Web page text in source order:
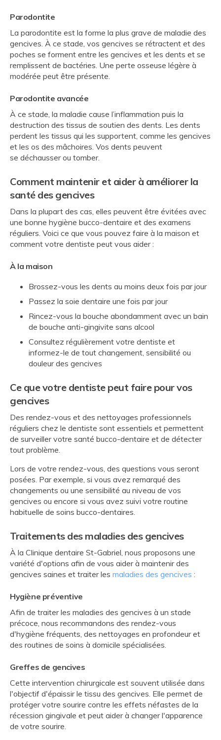
Parodontite
La parodontite est la forme la plus grave de maladie des
gencives. À ce stade, vos gencives se rétractent et des
poches se forment entre les gencives et les dents et se
remplissent de bactéries. Une perte osseuse légère à
modérée peut être présente.
Parodontite avancée
À ce stade, la maladie cause l’inflammation puis la
destruction des tissus de soutien des dents. Les dents
perdent les tissus qui les supportent, comme les gencives
et les os des mâchoires. Vos dents peuvent
se déchausser ou tomber.
Comment maintenir et aider à améliorer la
santé des gencives
Dans la plupart des cas, elles peuvent être évitées avec
une bonne hygiène bucco-dentaire et des examens
réguliers. Voici ce que vous pouvez faire à la maison et
comment votre dentiste peut vous aider :
À la maison
Brossez-vous les dents au moins deux fois par jour
Passez la soie dentaire une fois par jour
Rincez-vous la bouche abondamment avec un bain
de bouche anti-gingivite sans alcool
Consultez régulièrement votre dentiste et
informez-le de tout changement, sensibilité ou
douleur des gencives
Ce que votre dentiste peut faire pour vos
gencives
Des rendez-vous et des nettoyages professionnels
réguliers chez le dentiste sont essentiels et permettent
de surveiller votre santé bucco-dentaire et de détecter
tout problème.
Lors de votre rendez-vous, des questions vous seront
posées. Par exemple, si vous avez remarqué des
changements ou une sensibilité au niveau de vos
gencives ou encore si vous avez suivi votre routine
habituelle de soins bucco-dentaires.
Traitements des maladies des gencives
À la Clinique dentaire St-Gabriel, nous proposons une
variété d'options afin de vous aider à maintenir des
gencives saines et traiter les maladies des gencives :
Hygiène préventive
Afin de traiter les maladies des gencives à un stade
précoce, nous recommandons des rendez-vous
d'hygiène fréquents, des nettoyages en profondeur et
des routines de soins à domicile spécialisées.
Greffes de gencives
Cette intervention chirurgicale est souvent utilisée dans
l'objectif d'épaissir le tissu des gencives. Elle permet de
protéger votre sourire contre les effets néfastes de la
récession gingivale et peut aider à changer l'apparence
de votre sourire.